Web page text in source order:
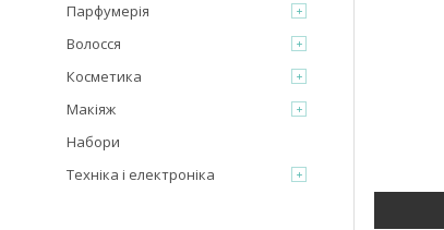
Парфумерія
Волосся
Косметика
Макіяж
Набори
Техніка і електроніка